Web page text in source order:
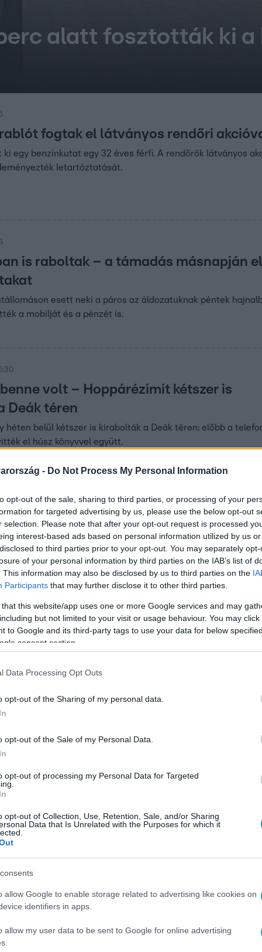
- Do Not Process My Personal Information
opt-out of the sale, sharing to third parties, or processing of your
for targeted advertising by us, please use the below opt-out
selection. Please note that after your opt-out request is processed
interest-based ads based on personal information utilized by us
to third parties prior to your opt-out. You may separately
of your personal information by third parties on the IAB’s list of
This information may also be disclosed by us to third parties on the
Participants that may further disclose it to other third parties.
that this website/app uses one or more Google services and may
but not limited to your visit or usage behaviour. You may
to Google and its third-party tags to use your data for below
consent section.
Data Processing Opt Outs
opt-out of the Sharing of my personal data.
opt-out of the Sale of my Personal Data.
opt-out of processing my Personal Data for Targeted
opt-out of Collection, Use, Retention, Sale, and/or Sharing
Data that Is Unrelated with the Purposes for which it
allow Google to enable storage related to advertising like cookies on
identifiers in apps.
allow my user data to be sent to Google for online advertising
alatt fosztották ki
fogtak el látványos rendőri
ki egy benzinkutat egy 32 éves férfi. A rendőrök látványos
letartóztatását.
is raboltak – a támadás másnapján
esett neki a páros az áldozatuknak péntek
a mobilját és a pénzét is.
volt – Hoppárézimit kétszer is
Deák téren
héten belül kétszer is kirabolták a Deák téren: előbb a
el húsz könyvvel együtt.
betörő: három helyre
betörő, aki három helyre is be akart jutni
– biztonsági őrök fogták el.
ámokfutót Pest megyében
előbb egy üllői udvarról vitt el egy autót, majd kettőt
amik örökre
izgalmas világát! A Louvre kifosztásától a
máig foglalkoztatja a világot.
volt” – magyar idegenvezető a
a Louvre-t: III. Napóleon feleségének tiarája is
megszólalt az ügyben.